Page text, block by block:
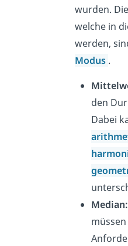
wurden.
welche in
werden,
Modus .
den
Dabei
Median: